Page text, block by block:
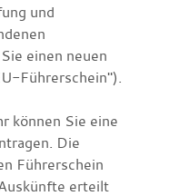
und
einen neuen
Führerschein").
können Sie eine
ntragen. Die
Führerschein
erteilt